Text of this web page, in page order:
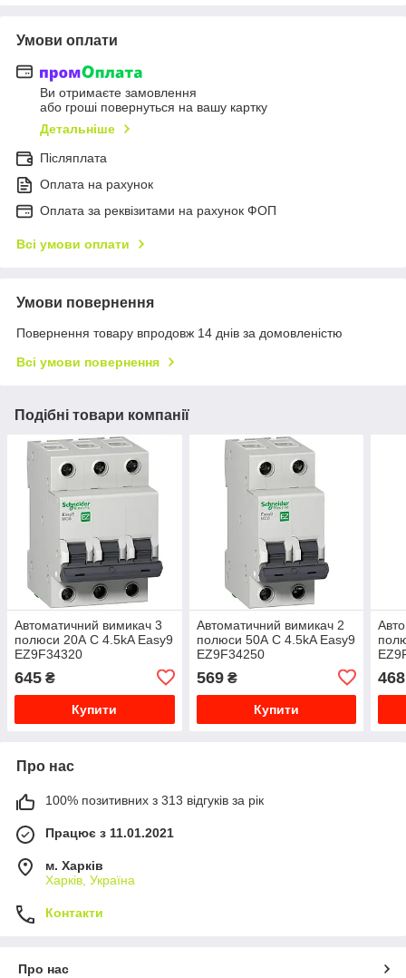
Умови оплати
Ви отримаєте замовлення
або гроші повернуться на вашу картку
Детальніше
Післяплата
Оплата на рахунок
Оплата за реквізитами на рахунок ФОП
Всі умови оплати
Умови повернення
Повернення товару впродовж 14 днів за домовленістю
Всі умови повернення
Подібні товари компанії
Автоматичний вимикач 3
полюси 20А C 4.5kA Easy9
EZ9F34320
645 ₴
Купити
Автоматичний вимикач 2
полюси 50А C 4.5kA Easy9
EZ9F34250
569₴
Купити
468
Про нас
100% позитивних з 313 відгуків за рік
Працює з 11.01.2021
м. Харків
Харків, Україна
Контакти
Про нас